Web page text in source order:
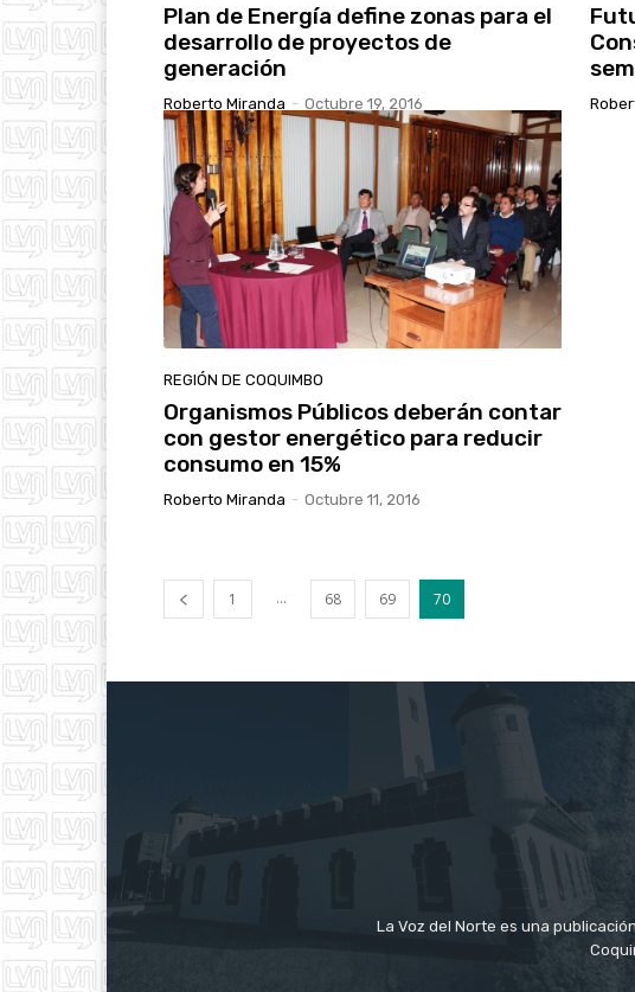
Plan de Energía define zonas para el
desarrollo de proyectos de
generación
Roberto Miranda - Octubre 19, 2016
REGIÓN DE COQUIMBO
Organismos Públicos deberán contar
con gestor energético para reducir
consumo en 15%
Roberto Miranda - Octubre 11, 2016
1 ... 68 69 70
La Voz del Norte es una